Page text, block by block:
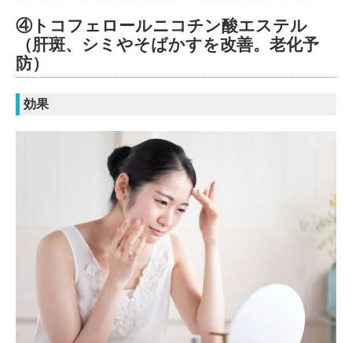
④トコフェロールニコチン酸エステル
（肝斑、シミやそばかすを改善。老化予
防）
効果